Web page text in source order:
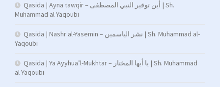
Qasida | Ayna tawqir – أين توقير النبي المصطفى | Sh.
Muhammad al-Yaqoubi
Qasida | Nashr al-Yasemin – نشر الياسمين | Sh. Muhammad al-
Yaqoubi
Qasida | Ya Ayyhua’l-Mukhtar – يا أيها المختار | Sh. Muhammad
al-Yaqoubi